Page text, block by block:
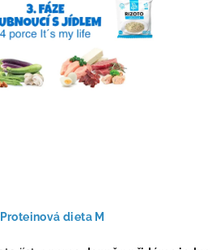
Proteinová dieta M